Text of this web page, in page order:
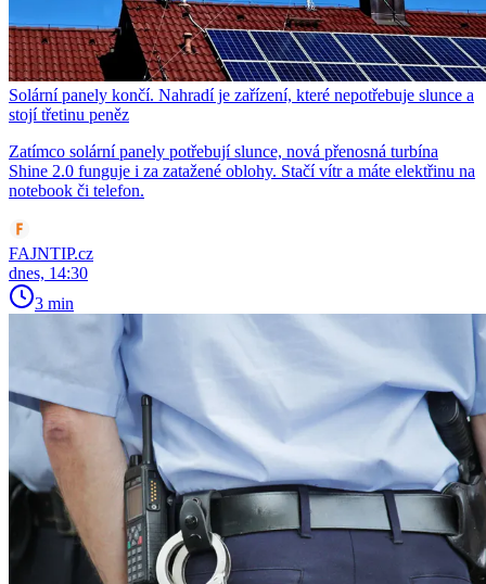
Solární panely končí. Nahradí je zařízení, které nepotřebuje slunce a
stojí třetinu peněz
Zatímco solární panely potřebují slunce, nová přenosná turbína
Shine 2.0 funguje i za zatažené oblohy. Stačí vítr a máte elektřinu na
notebook či telefon.
FAJNTIP.cz
dnes, 14:30
3 min